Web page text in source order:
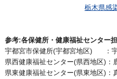
栃木県感
参考:各保健所・健康福祉センター
宇都宮市保健所(宇都宮地区) ：
県西健康福祉センター(県西地区)：
県東健康福祉センター(県東地区)：